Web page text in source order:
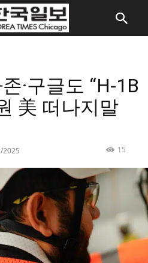
·구글도 “H-1B
美 떠나지말
2025 15